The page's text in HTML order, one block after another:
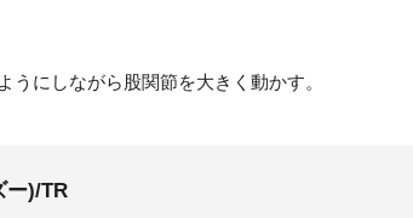
うにしながら股関節を大きく動かす。
ー)/TR